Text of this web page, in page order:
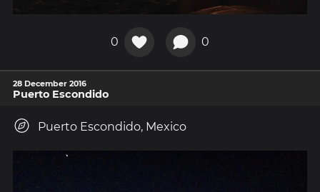
0 0
28 December 2016
Puerto Escondido
Puerto Escondido, Mexico